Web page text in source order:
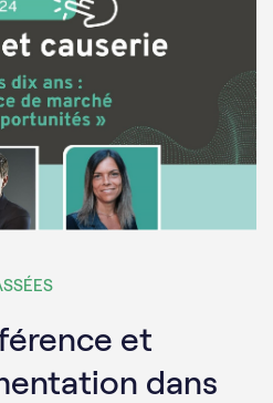
et
dans